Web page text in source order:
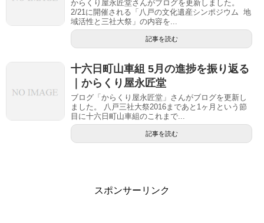
からくり屋永匠堂さんがブログを更新しました。
2/21に開催される「八戸の文化遺産シンポジウム 地
域活性と三社大祭」の内容を...
記事を読む
十六日町山車組 5月の進捗を振り返る
｜からくり屋永匠堂
ブログ「からくり屋永匠堂」さんがブログを更新し
ました。 八戸三社大祭2016まであと1ヶ月という節
目に十六日町山車組のこれまで...
記事を読む
スポンサーリンク